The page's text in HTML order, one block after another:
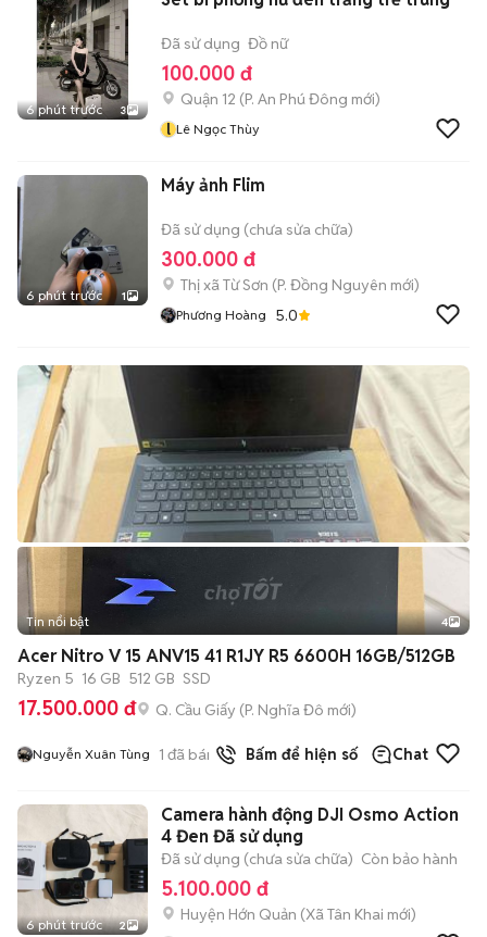
6 phút trước 3
Đã sử dụng Đồ nữ
100.000 đ
Quận 12 (P. An Phú Đông mới)
l Lê Ngọc Thùy
6 phút trước 1
Máy ảnh Flim
Đã sử dụng (chưa sửa chữa)
300.000 đ
Thị xã Từ Sơn (P. Đồng Nguyên mới)
Phương Hoàng 5.0
Tin nổi bật 4
Acer Nitro V 15 ANV15 41 R1JY R5 6600H 16GB/512GB
Ryzen 5 16 GB 512 GB SSD
17.500.000 đ Q. Cầu Giấy (P. Nghĩa Đô mới)
Nguyễn Xuân Tùng 1 đã bán Bấm để hiện số Chat
6 phút trước 2
Camera hành động DJI Osmo Action
4 Đen Đã sử dụng
Đã sử dụng (chưa sửa chữa) Còn bảo hành
5.100.000 đ
Huyện Hớn Quản (Xã Tân Khai mới)